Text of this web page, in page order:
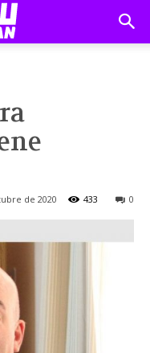
de 2020 0
433